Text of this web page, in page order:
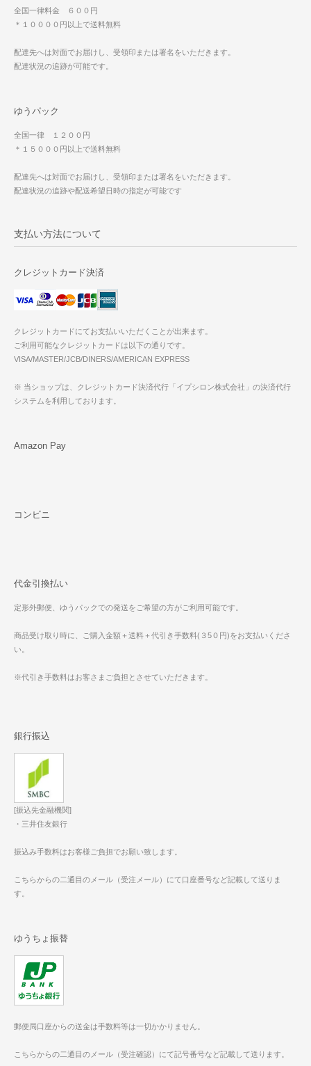
全国一律料金 ６００円
＊１００００円以上で送料無料
配達先へは対面でお届けし、受領印または署名をいただきます。
配達状況の追跡が可能です。
ゆうパック
全国一律 １２００円
＊１５０００円以上で送料無料
配達先へは対面でお届けし、受領印または署名をいただきます。
配達状況の追跡や配送希望日時の指定が可能です
支払い方法について
クレジットカード決済
クレジットカードにてお支払いいただくことが出来ます。
ご利用可能なクレジットカードは以下の通りです。
VISA/MASTER/JCB/DINERS/AMERICAN EXPRESS
※ 当ショップは、クレジットカード決済代行「イプシロン株式会社」の決済代行
システムを利用しております。
Amazon Pay
コンビニ
代金引換払い
定形外郵便、ゆうパックでの発送をご希望の方がご利用可能です。
商品受け取り時に、ご購入金額＋送料＋代引き手数料(３5０円)をお支払いくださ
い。
※代引き手数料はお客さまご負担とさせていただきます。
銀行振込
[振込先金融機関]
・三井住友銀行
振込み手数料はお客様ご負担でお願い致します。
こちらからの二通目のメール（受注メール）にて口座番号など記載して送りま
す。
ゆうちょ振替
郵便局口座からの送金は手数料等は一切かかりません。
こちらからの二通目のメール（受注確認）にて記号番号など記載して送ります。